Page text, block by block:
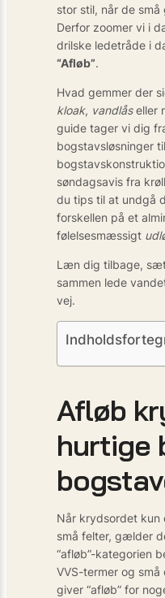
stor stil, når de
Derfor zoomer vi i
drilske ledetråde i
“Afløb”.
Hvad gemmer der
kloak, vandlåseller
guide tager vi dig
bogstavsløsninger
søndagsavis fra
du tips til at undgå
forskellen på et
følelses­mæssigt
Læn dig tilbage,
sammen lede
vej.
Afløb
hurtige
Når krydsordet kun
små felter, gælder
“afløb”-kategorien
VVS-termer og
giver “afløb” for